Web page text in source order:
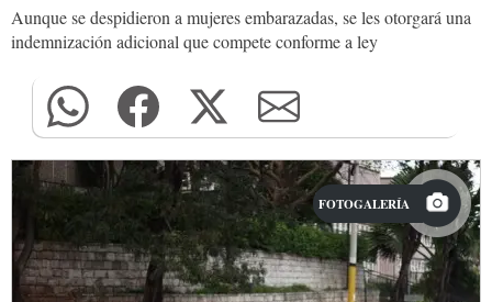
Aunque se despidieron a mujeres embarazadas, se les otorgará una
indemnización adicional que compete conforme a ley
FOTOGALERÍA